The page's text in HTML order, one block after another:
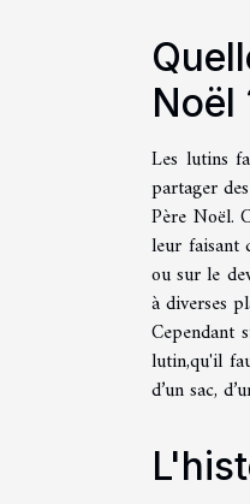
Noël
Les lutins
partager
Père Noël.
leur faisant
ou sur le
à diverses
Cependant
lutin,qu'il
d’un sac,